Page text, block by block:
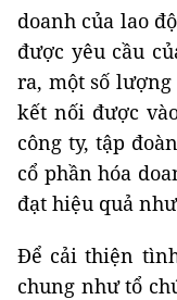
doanh của lao
được yêu cầu
ra, một số
kết nối được
công ty, tập
cổ phần hóa
đạt hiệu quả
Để cải thiện
chung như tổ